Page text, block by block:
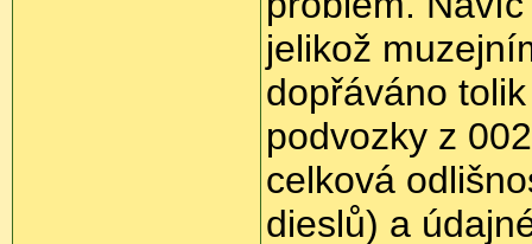
jelikož
dopřáváno
podvozky z
celková
dieslů) a